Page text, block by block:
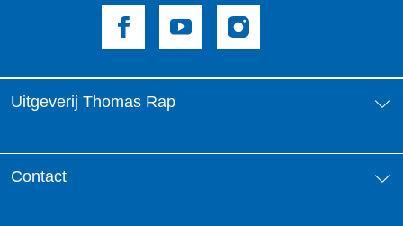
Uitgeverij Thomas Rap
Contact